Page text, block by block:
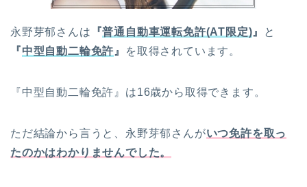
永野芽郁さんは 『普通自動車運転免許(AT限定) 』
と
『中型自動二輪免許 』 を取得されています。
『中型自動二輪免許』は16歳から取得できます。
ただ結論から言うと、永野芽郁さんがいつ免許を取っ
たのかはわかりませんでした。